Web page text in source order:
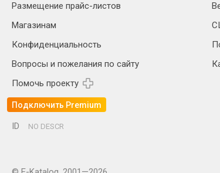
Размещение прайс-листов
Магазинам
Конфиденциальность
Вопросы и пожелания по сайту
Помочь проекту
Подключить Premium
ID NO DESCR